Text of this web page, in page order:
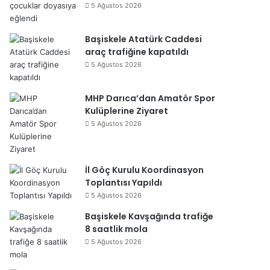
5 Ağustos 2026
Başiskele Atatürk Caddesi
araç trafiğine kapatıldı
5 Ağustos 2026
MHP Darıca’dan Amatör Spor
Kulüplerine Ziyaret
5 Ağustos 2026
İl Göç Kurulu Koordinasyon
Toplantısı Yapıldı
5 Ağustos 2026
Başiskele Kavşağında trafiğe
8 saatlik mola
5 Ağustos 2026